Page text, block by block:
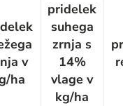
v
ha
pridelek
suhega
zrnja s
14%
vlage v
kg/ha